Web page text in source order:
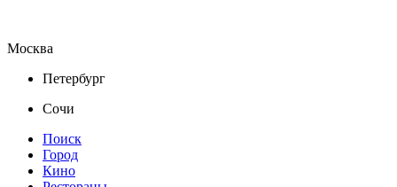
Москва
Петербург
Сочи
Поиск
Город
Кино